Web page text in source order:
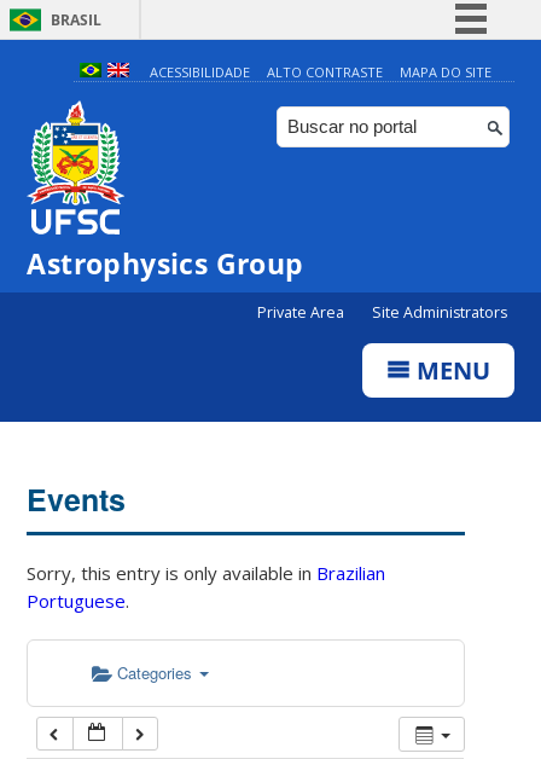
BRASIL
Simplifique!
Comunica BR
Participe
ACESSIBILIDADE ALTO CONTRASTE MAPA DO SITE
Astrophysics Group
Private Area Site Administrators
MENU
Events
Sorry, this entry is only available in Brazilian
Portuguese.
Categories
4:00
5:00
7:00